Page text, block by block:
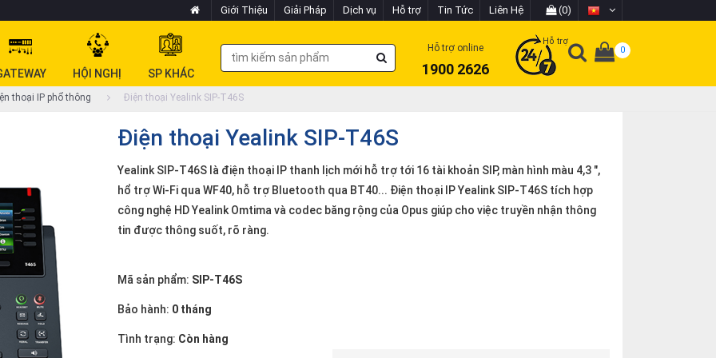
Giới Thiệu Giải Pháp Dịch vụ Hỗ trợ Tin Tức Liên Hệ (0)
HỘI NGHỊ SP KHÁC
Hỗ trợ online
1900 2626
Hỗ trợ
0
thoại IP phổ thông Điện thoại Yealink SIP-T46S
Điện thoại Yealink SIP-T46S
Yealink SIP-T46S là điện thoại IP thanh lịch mới hỗ trợ tới 16 tài khoản SIP, màn hình màu 4,3 ",
hổ trợ Wi-Fi qua WF40, hỗ trợ Bluetooth qua BT40... Điện thoại IP Yealink SIP-T46S tích hợp
công nghệ HD Yealink Omtima và codec băng rộng của Opus giúp cho việc truyền nhận thông
tin được thông suốt, rõ ràng.
Mã sản phẩm: SIP-T46S
Bảo hành: 0 tháng
Tình trạng: Còn hàng